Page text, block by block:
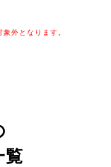
外となります。
覧